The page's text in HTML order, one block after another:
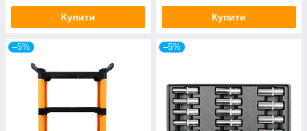
Купити Купити
–5% –5%